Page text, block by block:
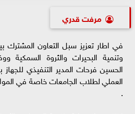
مرفت قدري
في اطار تعزيز سبل التعاون المشترك
وتنمية البحيرات والثروة السمكية
الحسين فرحات المدير التنفيذي للجهاز
العملي لطلاب الجامعات خاصة في
.